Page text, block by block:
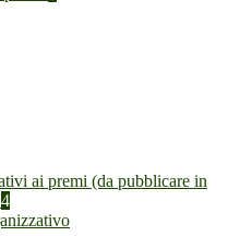
ai premi (da pubblicare in
4